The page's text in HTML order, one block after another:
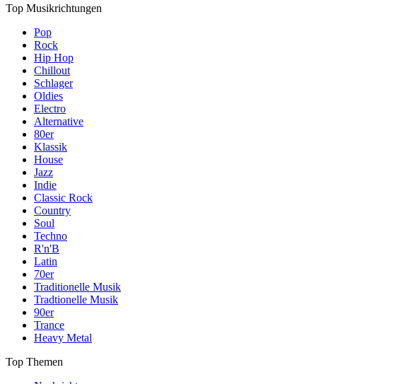
Top Musikrichtungen
Pop
Rock
Hip Hop
Chillout
Schlager
Oldies
Electro
Alternative
80er
Klassik
House
Jazz
Indie
Classic Rock
Country
Soul
Techno
R'n'B
Latin
70er
Traditionelle Musik
Tradtionelle Musik
90er
Trance
Heavy Metal
Top Themen